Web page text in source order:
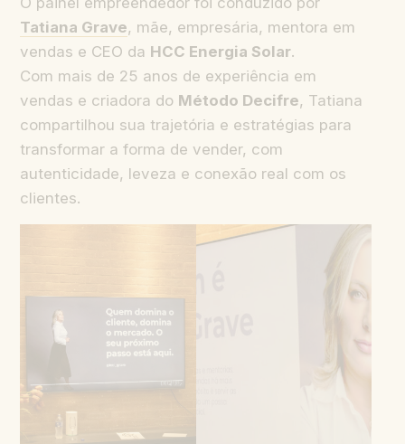
Tatiana Grave, mãe, empresária, mentora em
vendas e CEO da HCC Energia Solar.
Com mais de 25 anos de experiência em
vendas e criadora do Método Decifre, Tatiana
compartilhou sua trajetória e estratégias para
transformar a forma de vender, com
autenticidade, leveza e conexão real com os
clientes.